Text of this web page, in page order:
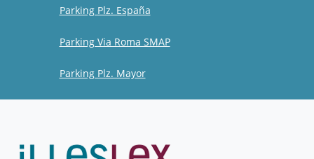
Parking Plz. España
Parking Via Roma SMAP
Parking Plz. Mayor